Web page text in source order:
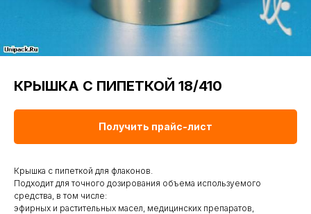
КРЫШКА С ПИПЕТКОЙ 18/410
Получить прайс-лист
Крышка с пипеткой для флаконов.
Подходит для точного дозирования объема используемого
средства, в том числе:
эфирных и растительных масел, медицинских препаратов,